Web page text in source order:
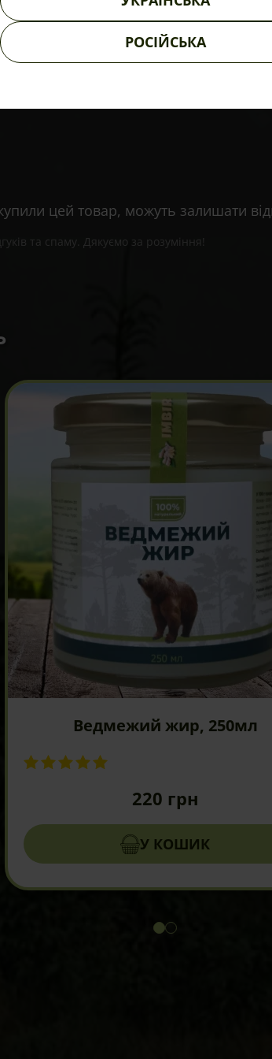
і не є лікарським препаратом.
Ефект продукту ґрунтується на
консультація спеціаліста.
цей товар, можуть залишати
та спаму. Дякуємо за розуміння!
Ведмежий жир, 250мл
220 грн
У КОШИК
РОСІЙСЬКА